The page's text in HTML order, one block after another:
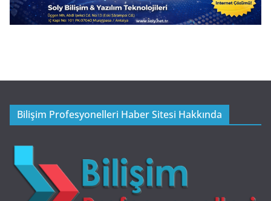
Bilişim Profesyonelleri Haber Sitesi Hakkında